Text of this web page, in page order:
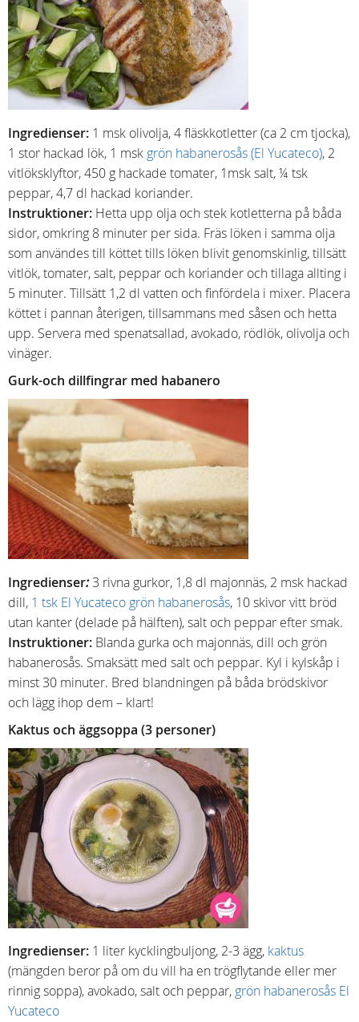
Ingredienser: 1 msk olivolja, 4 fläskkotletter (ca 2 cm tjocka),
1 stor hackad lök, 1 msk grön habanerosås (El Yucateco), 2
vitlöksklyftor, 450 g hackade tomater, 1msk salt, ¼ tsk
peppar, 4,7 dl hackad koriander.
Instruktioner: Hetta upp olja och stek kotletterna på båda
sidor, omkring 8 minuter per sida. Fräs löken i samma olja
som användes till köttet tills löken blivit genomskinlig, tillsätt
vitlök, tomater, salt, peppar och koriander och tillaga allting i
5 minuter. Tillsätt 1,2 dl vatten och finfördela i mixer. Placera
köttet i pannan återigen, tillsammans med såsen och hetta
upp. Servera med spenatsallad, avokado, rödlök, olivolja och
vinäger.
Gurk-och dillfingrar med habanero
Ingredienser:3 rivna gurkor, 1,8 dl majonnäs, 2 msk hackad
dill, 1 tsk El Yucateco grön habanerosås, 10 skivor vitt bröd
utan kanter (delade på hälften), salt och peppar efter smak.
Instruktioner: Blanda gurka och majonnäs, dill och grön
habanerosås. Smaksätt med salt och peppar. Kyl i kylskåp i
minst 30 minuter. Bred blandningen på båda brödskivor
och lägg ihop dem – klart!
Kaktus och äggsoppa (3 personer)
Ingredienser: 1 liter kycklingbuljong, 2-3 ägg, kaktus
(mängden beror på om du vill ha en trögflytande eller mer
rinnig soppa), avokado, salt och peppar,grön habanerosås El
Yucateco